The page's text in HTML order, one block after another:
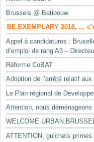
Brussels @ Batibouw
BE.EXEMPLARY 2018, …
Appel à candidatures :
d’emploi de rang A3 –
Réforme CoBAT
Adoption de l’arrêté relatif
Le Plan régional de
Attention, nous déménageons
WELCOME
ATTENTION, guichets primes